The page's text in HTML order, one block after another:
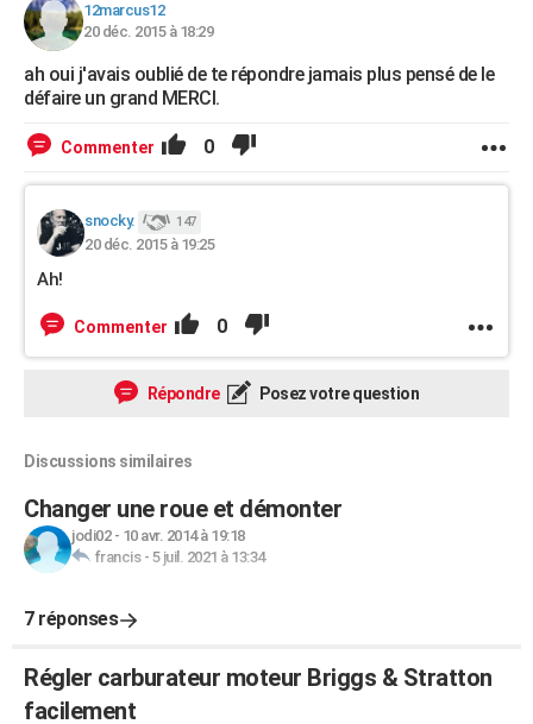
12marcus12
20 déc. 2015 à 18:29
ah oui j'avais oublié de te répondre jamais plus pensé de le
défaire un grand MERCI.
Commenter 0
snocky. 147
20 déc. 2015 à 19:25
Ah!
Commenter 0
Répondre Posez votre question
Discussions similaires
Changer une roue et démonter
jodi02- 10 avr. 2014 à 19:18
francis- 5 juil. 2021 à 13:34
7 réponses
Régler carburateur moteur Briggs & Stratton
facilement